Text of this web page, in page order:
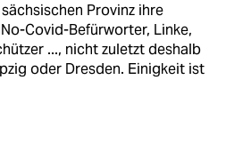
Provinz ihre
Covid-Befürworter, Linke,
..., nicht zuletzt deshalb
oder Dresden. Einigkeit ist